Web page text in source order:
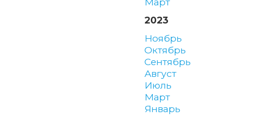
2023
ноябрь
октябрь
сентябрь
август
июль
март
январь